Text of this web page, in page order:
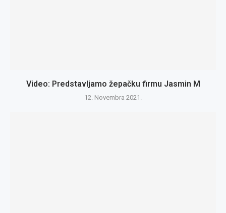
Video: Predstavljamo žepačku firmu Jasmin M
12. Novembra 2021.